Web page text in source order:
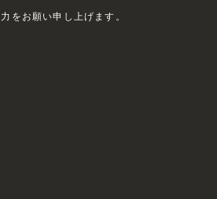
をお願い申し上げます。